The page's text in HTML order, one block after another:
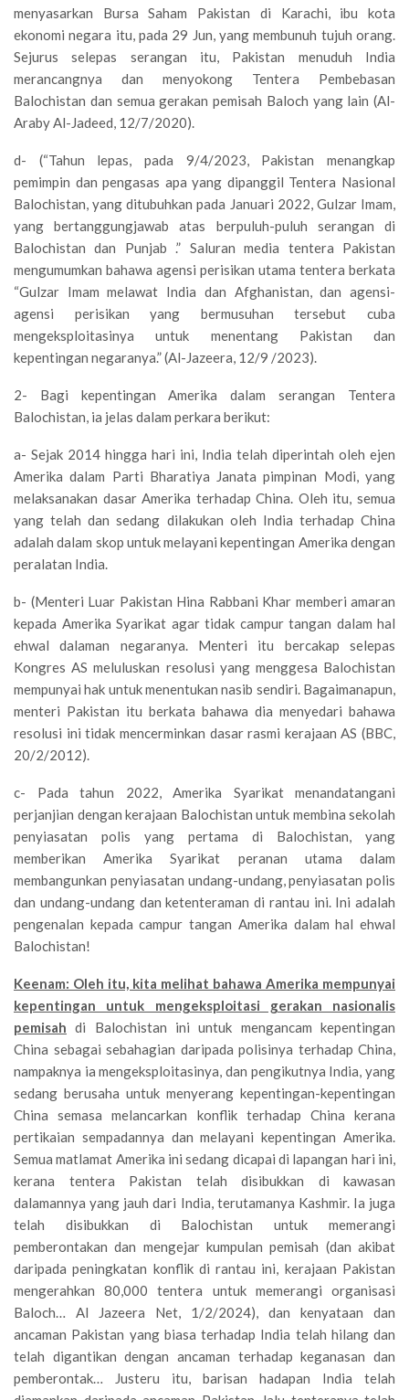
menyasarkan Bursa Saham Pakistan di Karachi, ibu kota
ekonomi negara itu, pada 29 Jun, yang membunuh tujuh orang.
Sejurus selepas serangan itu, Pakistan menuduh India
merancangnya dan menyokong Tentera Pembebasan
Balochistan dan semua gerakan pemisah Baloch yang lain (Al-
Araby Al-Jadeed, 12/7/2020).
d- (“Tahun lepas, pada 9/4/2023, Pakistan menangkap
pemimpin dan pengasas apa yang dipanggil Tentera Nasional
Balochistan, yang ditubuhkan pada Januari 2022, Gulzar Imam,
yang bertanggungjawab atas berpuluh-puluh serangan di
Balochistan dan Punjab .” Saluran media tentera Pakistan
mengumumkan bahawa agensi perisikan utama tentera berkata
“Gulzar Imam melawat India dan Afghanistan, dan agensi-
agensi perisikan yang bermusuhan tersebut cuba
mengeksploitasinya untuk menentang Pakistan dan
kepentingan negaranya.” (Al-Jazeera, 12/9 /2023).
2- Bagi kepentingan Amerika dalam serangan Tentera
Balochistan, ia jelas dalam perkara berikut:
a- Sejak 2014 hingga hari ini, India telah diperintah oleh ejen
Amerika dalam Parti Bharatiya Janata pimpinan Modi, yang
melaksanakan dasar Amerika terhadap China. Oleh itu, semua
yang telah dan sedang dilakukan oleh India terhadap China
adalah dalam skop untuk melayani kepentingan Amerika dengan
peralatan India.
b- (Menteri Luar Pakistan Hina Rabbani Khar memberi amaran
kepada Amerika Syarikat agar tidak campur tangan dalam hal
ehwal dalaman negaranya. Menteri itu bercakap selepas
Kongres AS meluluskan resolusi yang menggesa Balochistan
mempunyai hak untuk menentukan nasib sendiri. Bagaimanapun,
menteri Pakistan itu berkata bahawa dia menyedari bahawa
resolusi ini tidak mencerminkan dasar rasmi kerajaan AS (BBC,
20/2/2012).
c- Pada tahun 2022, Amerika Syarikat menandatangani
perjanjian dengan kerajaan Balochistan untuk membina sekolah
penyiasatan polis yang pertama di Balochistan, yang
memberikan Amerika Syarikat peranan utama dalam
membangunkan penyiasatan undang-undang, penyiasatan polis
dan undang-undang dan ketenteraman di rantau ini. Ini adalah
pengenalan kepada campur tangan Amerika dalam hal ehwal
Balochistan!
Keenam: Oleh itu, kita melihat bahawa Amerika mempunyai
kepentingan untuk mengeksploitasi gerakan nasionalis
pemisah di Balochistan ini untuk mengancam kepentingan
China sebagai sebahagian daripada polisinya terhadap China,
nampaknya ia mengeksploitasinya, dan pengikutnya India, yang
sedang berusaha untuk menyerang kepentingan-kepentingan
China semasa melancarkan konflik terhadap China kerana
pertikaian sempadannya dan melayani kepentingan Amerika.
Semua matlamat Amerika ini sedang dicapai di lapangan hari ini,
kerana tentera Pakistan telah disibukkan di kawasan
dalamannya yang jauh dari India, terutamanya Kashmir. Ia juga
telah disibukkan di Balochistan untuk memerangi
pemberontakan dan mengejar kumpulan pemisah (dan akibat
daripada peningkatan konflik di rantau ini, kerajaan Pakistan
mengerahkan 80,000 tentera untuk memerangi organisasi
Baloch… Al Jazeera Net, 1/2/2024), dan kenyataan dan
ancaman Pakistan yang biasa terhadap India telah hilang dan
telah digantikan dengan ancaman terhadap keganasan dan
pemberontak… Justeru itu, barisan hadapan India telah